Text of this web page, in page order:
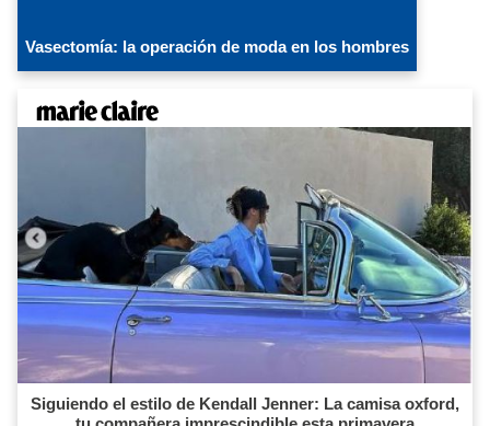
Vasectomía: la operación de moda en los hombres
Siguiendo el estilo de Kendall Jenner: La camisa oxford,